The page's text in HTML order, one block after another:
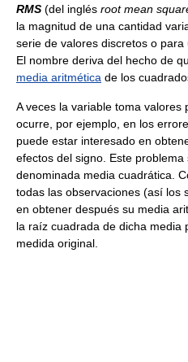
RMS (del inglés root mean
la magnitud de una cantidad
serie de valores discretos o para
El nombre deriva del hecho de
media aritmética de los
A veces la variable toma valores
ocurre, por ejemplo, en los
puede estar interesado en
efectos del signo. Este
denominada media cuadrática.
todas las observaciones (así los
en obtener después su media
la raíz cuadrada de dicha media
medida original.